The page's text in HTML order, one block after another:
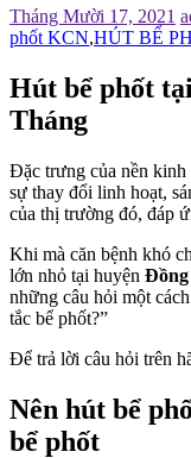
Tháng Mười 17, 2021
phốt KCN,HÚT BỂ
Hút bể phốt
Tháng
Đặc trưng của nền kinh
sự thay đổi linh hoạt,
của thị trường đó, đáp
Khi mà căn bệnh khó
lớn nhỏ tại huyện Đồng
những câu hỏi một
tắc bể phốt?”
Để trả lời câu hỏi trên
Nên hút bể
bể phốt